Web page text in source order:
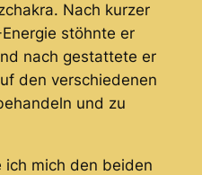
Nach kurzer
stöhnte er
nach gestattete er
den verschiedenen
und zu
ich mich den beiden